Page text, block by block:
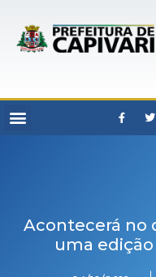
Acontecerá no
uma